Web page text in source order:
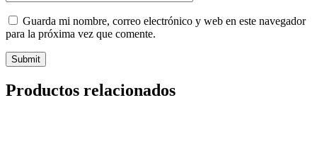
Guarda mi nombre, correo electrónico y web en este navegador
para la próxima vez que comente.
Productos relacionados